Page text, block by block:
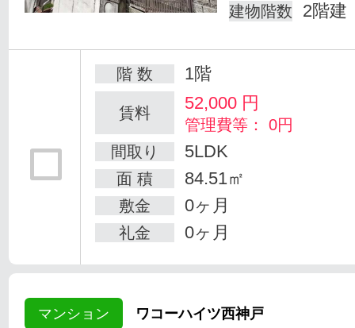
建物階数 2階建
階 数 1階
賃料 52,000 円
管理費等： 0円
間取り
5LDK
面 積 84.51㎡
敷金 0ヶ月
礼金 0ヶ月
マンション ワコーハイツ西神戸